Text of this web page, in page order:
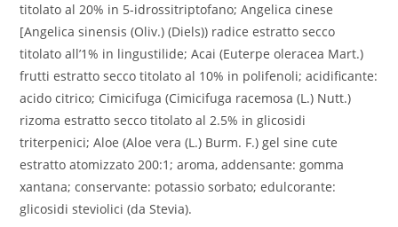
titolato al 20% in 5-idrossitriptofano; Angelica cinese
[Angelica sinensis (Oliv.) (Diels)) radice estratto secco
titolato all’1% in lingustilide; Acai (Euterpe oleracea Mart.)
frutti estratto secco titolato al 10% in polifenoli; acidificante:
acido citrico; Cimicifuga (Cimicifuga racemosa (L.) Nutt.)
rizoma estratto secco titolato al 2.5% in glicosidi
triterpenici; Aloe (Aloe vera (L.) Burm. F.) gel sine cute
estratto atomizzato 200:1; aroma, addensante: gomma
xantana; conservante: potassio sorbato; edulcorante:
glicosidi steviolici (da Stevia).